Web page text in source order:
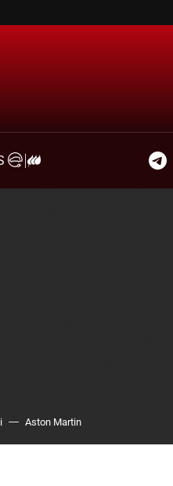
Aston Martin